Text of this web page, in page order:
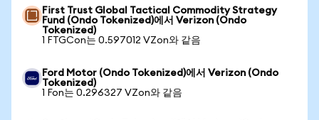
First Trust Global Tactical Commodity Strategy
Fund (Ondo Tokenized)에서 Verizon (Ondo
Tokenized)
1 FTGCon는 0.597012 VZon와 같음
Ford Motor (Ondo Tokenized)에서 Verizon (Ondo
Tokenized)
1 Fon는 0.296327 VZon와 같음